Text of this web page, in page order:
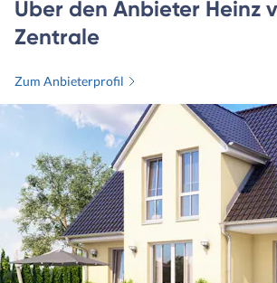
Über den Anbieter Heinz
Zentrale
Zum Anbieterprofil